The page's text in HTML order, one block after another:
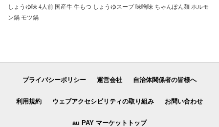
しょうゆ味 4人前 国産牛 牛もつ しょうゆスープ 味噌味 ちゃんぽん麺 ホルモ
ン鍋 モツ鍋
プライバシーポリシー 運営会社 自治体関係者の皆様へ
利用規約 ウェブアクセシビリティの取り組み お問い合わせ
au PAY マーケットトップ